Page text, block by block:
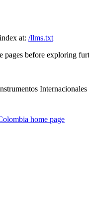
at: /llms.txt
pages before exploring
Internacionales
home page